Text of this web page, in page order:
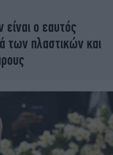
ο εαυτός
των πλαστικών και